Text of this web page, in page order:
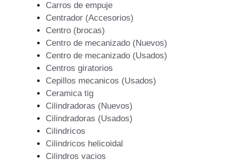
Carros de empuje
Centrador (Accesorios)
Centro (brocas)
Centro de mecanizado (Nuevos)
Centro de mecanizado (Usados)
Centros giratorios
Cepillos mecanicos (Usados)
Ceramica tig
Cilindradoras (Nuevos)
Cilindradoras (Usados)
Cilindricos
Cilindricos helicoidal
Cilindros vacios